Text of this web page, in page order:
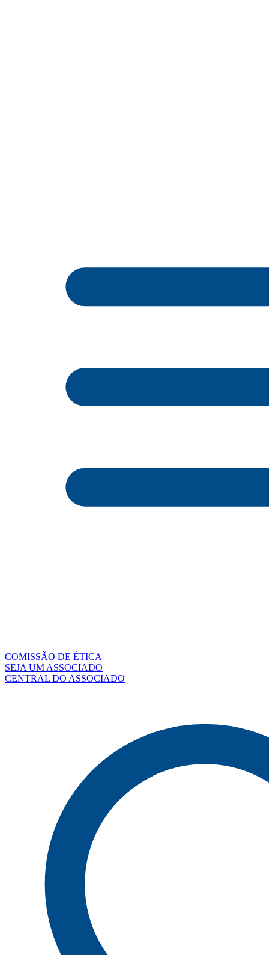
COMISSÃO DE ÉTICA
SEJA UM ASSOCIADO
CENTRAL DO ASSOCIADO